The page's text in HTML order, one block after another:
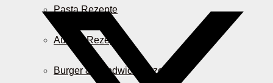
Pasta Rezepte
Auflauf Rezepte
Burger & Sandwich Rezepte